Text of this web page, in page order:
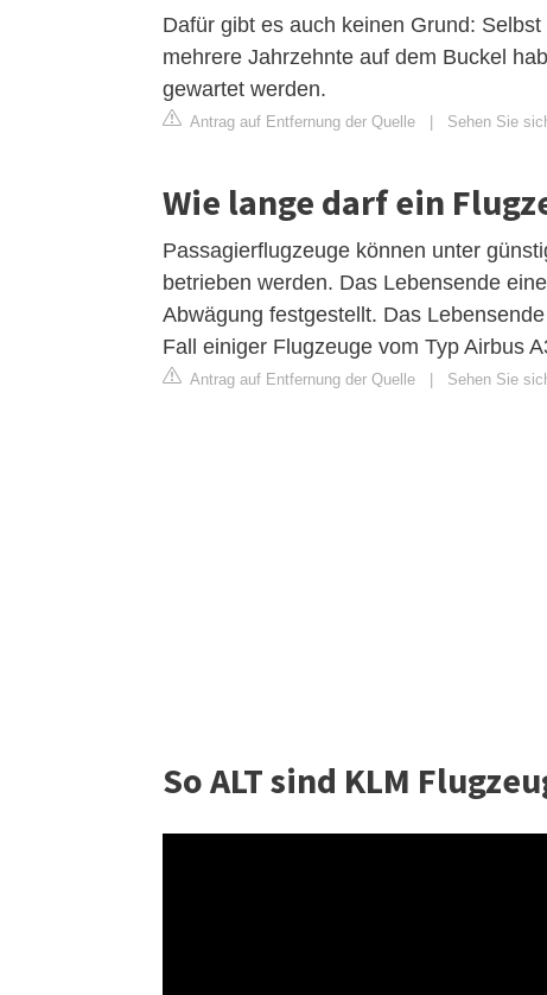
Dafür gibt es auch keinen Grund:
mehrere Jahrzehnte auf dem Buckel
gewartet werden.
Antrag auf Entfernung der Quelle Sehen Sie
Wie lange darf ein
Passagierflugzeuge können unter
betrieben werden. Das Lebensende
Abwägung festgestellt. Das
Fall einiger Flugzeuge vom Typ Airbus
Antrag auf Entfernung der Quelle Sehen Sie
So ALT sind KLM